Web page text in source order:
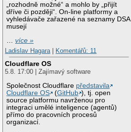
„rozhodně možné“ a mohlo by „přijít
dříve či později“. On-line platformy a
vyhledávače zařazené na seznamy DSA
musejí
…více »
Ladislav Hagara| Komentářů: 11
Cloudflare OS
5.8. 17:00 | Zajímavý software
Společnost Cloudflare představila
Cloudflare OS
(GitHub ), tj. open
source platformu navrženou pro
integraci umělé inteligence (agentů)
přímo do pracovních procesů
organizací.